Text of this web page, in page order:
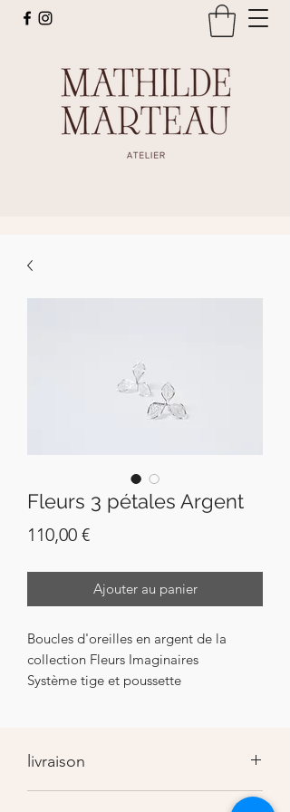
Fleurs 3 pétales Argent
110,00 €Prix
Ajouter au panier
Boucles d'oreilles en argent de la
collection Fleurs Imaginaires
Système tige et poussette
livraison
Le colis est préparé et expédié dans les